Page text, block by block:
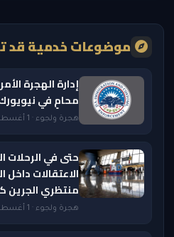
موضوعات خدمية قد
إدارة الهجرة
محامٍ في نيويورك 470584
هجرة ولجوء · 1 أغسطس 2026 — 7:10 PM
الاعتقالات
منتظري الجرين
هجرة ولجوء · 1 أغسطس 2026 — 12:51 PM